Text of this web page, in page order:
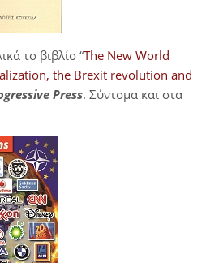
το βιβλίο “The New World
the Brexit revolution and
Press. Σύντομα και στα